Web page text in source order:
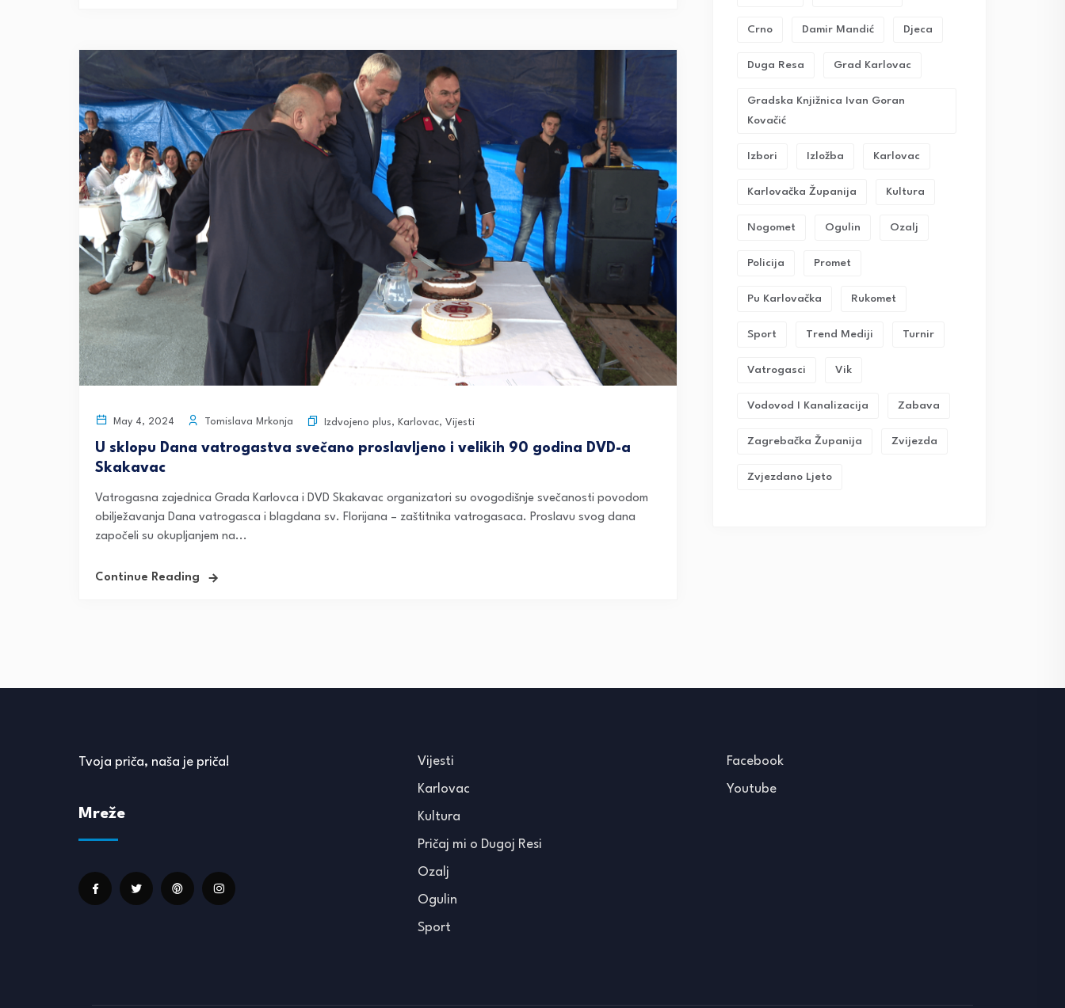
May 4, 2024 Tomislava Mrkonja Izdvojeno plus, Karlovac, Vijesti
U sklopu Dana vatrogastva svečano proslavljeno i velikih 90 godina DVD-a
Skakavac
Vatrogasna zajednica Grada Karlovca i DVD Skakavac organizatori su ovogodišnje svečanosti povodom
obilježavanja Dana vatrogasca i blagdana sv. Florijana – zaštitnika vatrogasaca. Proslavu svog dana
započeli su okupljanjem na...
Continue Reading
Crno Damir Mandić Djeca
Duga Resa Grad Karlovac
Gradska Knjižnica Ivan Goran
Kovačić
Izbori Izložba Karlovac
Karlovačka Županija Kultura
Nogomet Ogulin Ozalj
Policija Promet
Pu Karlovačka Rukomet
Sport Trend Mediji Turnir
Vatrogasci Vik
Vodovod I Kanalizacija Zabava
Zagrebačka Županija Zvijezda
Zvjezdano Ljeto
Tvoja priča, naša je priča!
Mreže
Vijesti
Karlovac
Kultura
Pričaj mi o Dugoj Resi
Ozalj
Ogulin
Sport
Facebook
Youtube